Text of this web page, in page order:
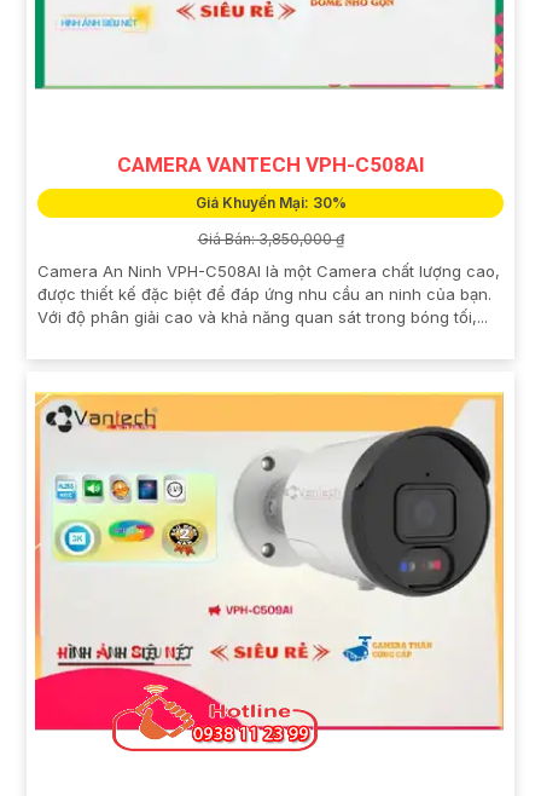
CAMERA VANTECH VPH-C508AI
Giá Khuyến Mại: 30%
Giá Bán: 3,850,000 ₫
Camera An Ninh VPH-C508AI là một Camera chất lượng cao,
được thiết kế đặc biệt để đáp ứng nhu cầu an ninh của bạn.
Với độ phân giải cao và khả năng quan sát trong bóng tối,...